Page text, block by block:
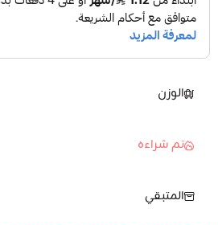
الوزن
تم شراءه
المتبقي